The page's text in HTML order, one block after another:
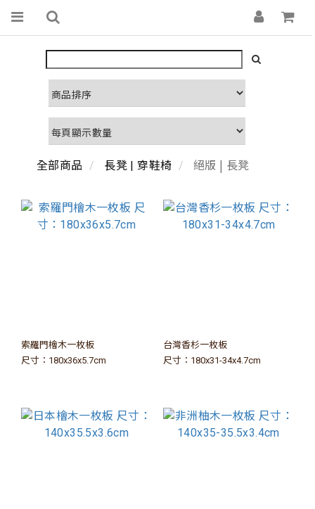
全部商品 長凳 | 穿鞋椅 絕版 | 長凳
索羅門檜木一枚板
尺寸：180x36x5.7cm
台灣香杉一枚板
尺寸：180x31-34x4.7cm